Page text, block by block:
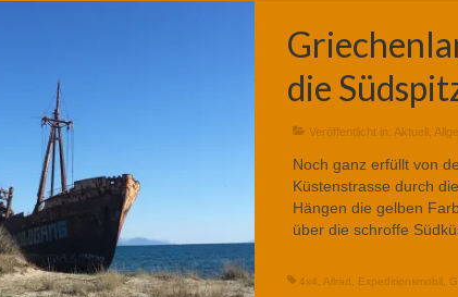
die
Veröffentlicht in: Aktuell,
Noch ganz erfüllt von
Küstenstrasse durch
Hängen die gelben
über die schroffe
4x4 Allrad Expeditionsmobil